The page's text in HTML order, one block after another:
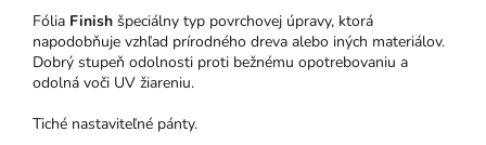
Fólia Finish špeciálny typ povrchovej úpravy, ktorá
napodobňuje vzhľad prírodného dreva alebo iných materiálov.
Dobrý stupeň odolnosti proti bežnému opotrebovaniu a
odolná voči UV žiareniu.
Tiché nastaviteľné pánty.